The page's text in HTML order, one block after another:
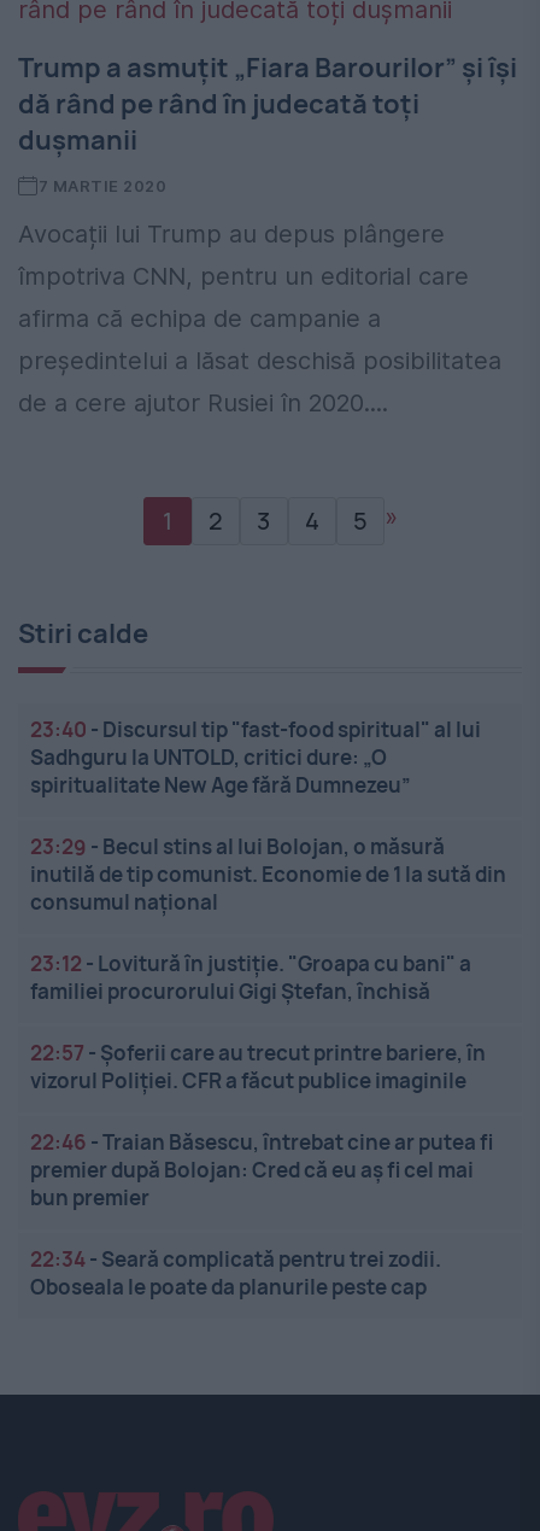
Trump a asmuțit „Fiara Barourilor” și își
dă rând pe rând în judecată toți
dușmanii
7 MARTIE 2020
Avocații lui Trump au depus plângere
împotriva CNN, pentru un editorial care
afirma că echipa de campanie a
președintelui a lăsat deschisă posibilitatea
de a cere ajutor Rusiei în 2020....
1 2 3 4 5 »
Stiri calde
23:40 - Discursul tip "fast-food spiritual" al lui
Sadhguru la UNTOLD, critici dure: „O
spiritualitate New Age fără Dumnezeu”
23:29 - Becul stins al lui Bolojan, o măsură
inutilă de tip comunist. Economie de 1 la sută din
consumul național
23:12 - Lovitură în justiție. "Groapa cu bani" a
familiei procurorului Gigi Ștefan, închisă
22:57 - Șoferii care au trecut printre bariere, în
vizorul Poliției. CFR a făcut publice imaginile
22:46 -Traian Băsescu, întrebat cine ar putea fi
premier după Bolojan: Cred că eu aș fi cel mai
bun premier
22:34- Seară complicată pentru trei zodii.
Oboseala le poate da planurile peste cap
Linkuri utile